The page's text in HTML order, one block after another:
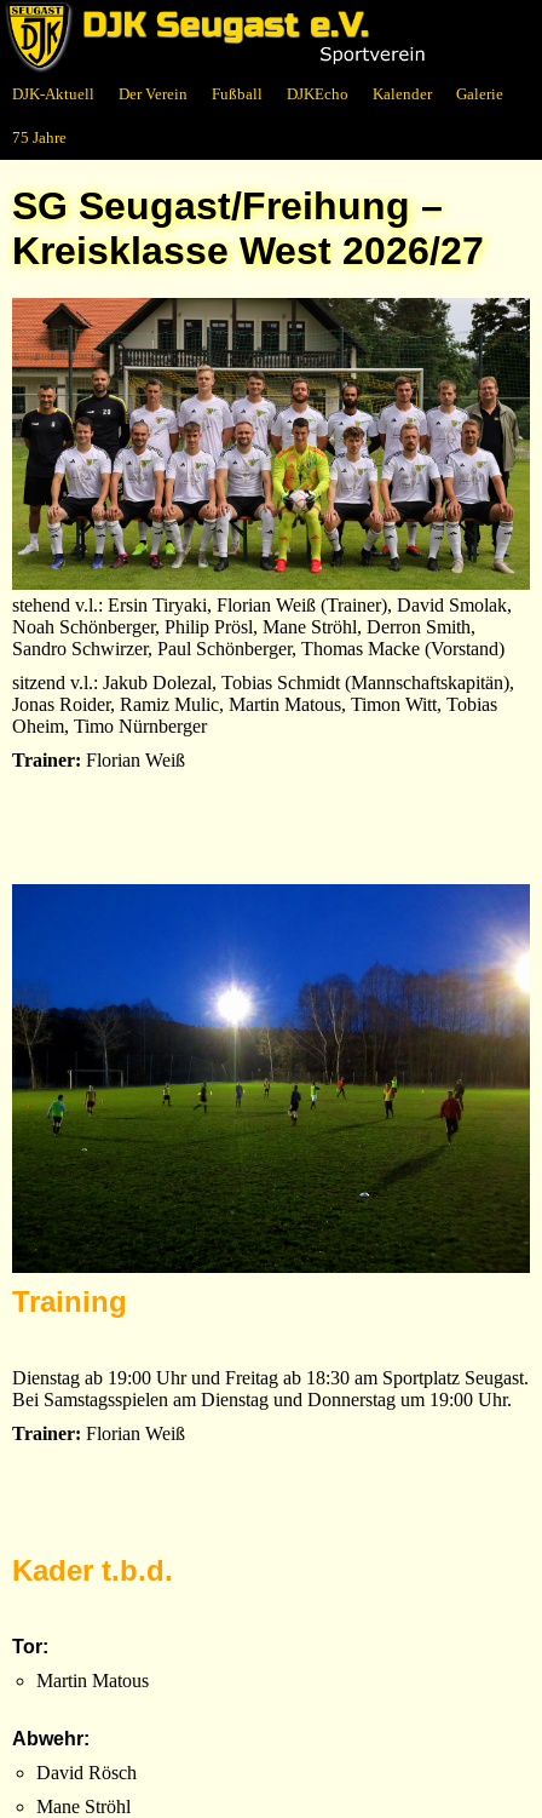
DJK-Aktuell Der Verein Fußball DJKEcho Kalender Galerie
75 Jahre
SG Seugast/Freihung –
Kreisklasse West 2026/27
stehend v.l.: Ersin Tiryaki, Florian Weiß (Trainer), David Smolak,
Noah Schönberger, Philip Prösl, Mane Ströhl, Derron Smith,
Sandro Schwirzer, Paul Schönberger, Thomas Macke (Vorstand)
sitzend v.l.: Jakub Dolezal, Tobias Schmidt (Mannschaftskapitän),
Jonas Roider, Ramiz Mulic, Martin Matous, Timon Witt, Tobias
Oheim, Timo Nürnberger
Trainer: Florian Weiß
Training
Dienstag ab 19:00 Uhr und Freitag ab 18:30 am Sportplatz Seugast.
Bei Samstagsspielen am Dienstag und Donnerstag um 19:00 Uhr.
Trainer: Florian Weiß
Kader t.b.d.
Tor:
Martin Matous
Abwehr:
David Rösch
Mane Ströhl